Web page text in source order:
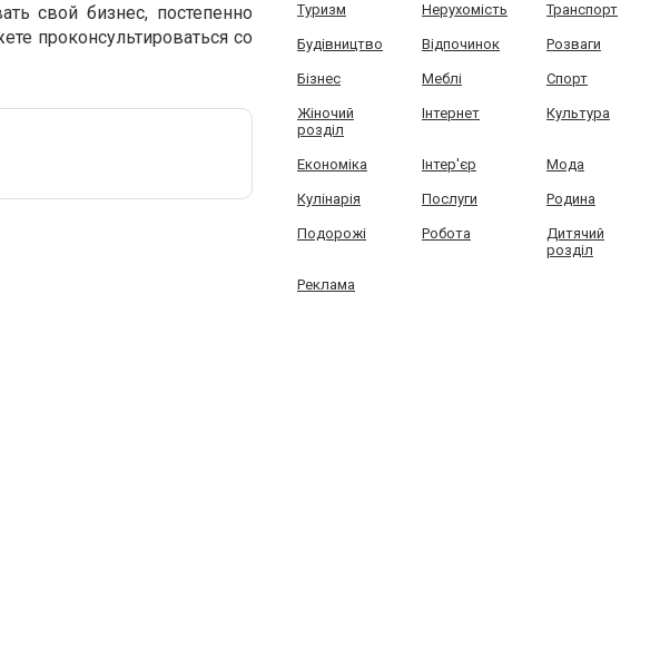
свой бизнес, постепенно
проконсультироваться со
Туризм Нерухомість Транспорт
Будівництво Відпочинок Розваги
Бізнес Меблі Спорт
Жіночий
розділ
Інтернет Культура
Економіка Інтер'єр Мода
Кулінарія Послуги Родина
Подорожі Робота
Дитячий
розділ
Реклама